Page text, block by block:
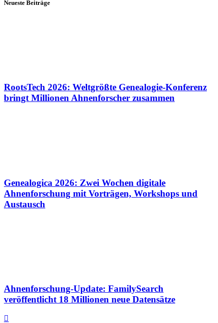
Neueste Beiträge
RootsTech 2026: Weltgrößte Genealogie-Konferenz
bringt Millionen Ahnenforscher zusammen
Genealogica 2026: Zwei Wochen digitale
Ahnenforschung mit Vorträgen, Workshops und
Austausch
Ahnenforschung-Update: FamilySearch
veröffentlicht 18 Millionen neue Datensätze